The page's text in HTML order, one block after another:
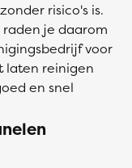
risico's is.
je daarom
voor
laten reinigen
en snel